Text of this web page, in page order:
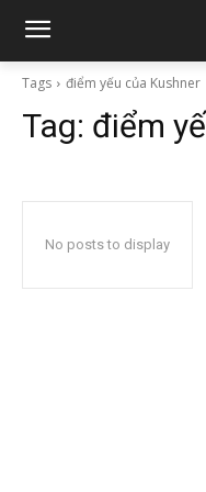
Tags điểm yếu của Kushner
Tag: điểm
No posts to display